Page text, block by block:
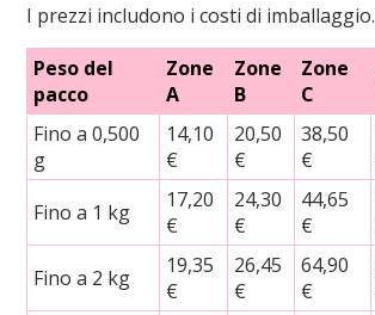
I prezzi includono i costi di imballaggio.
Peso del
pacco
Zone
A
Zone
B
Zone
C
Fino a 0,500
g
14,10
€
20,50
€
38,50
€
Fino a 1 kg
17,20
€
24,30
€
44,65
€
Fino a 2 kg
19,35
€
26,45
€
64,90
€